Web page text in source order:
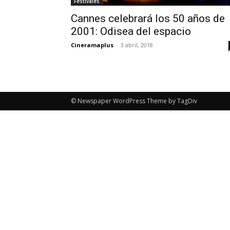
Cannes celebrará los 50 años de
2001: Odisea del espacio
Cineramaplus - 3 abril, 2018
© Newspaper WordPress Theme by TagDiv